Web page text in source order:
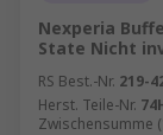
Nexperia
State Nicht
RS Best.-Nr. 219-
Herst. Teile-Nr.
Zwischensumme